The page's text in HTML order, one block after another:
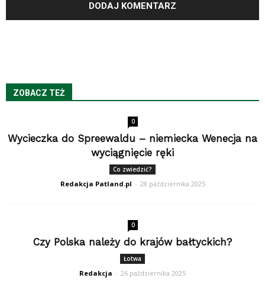
ZOBACZ TEŻ
0
Wycieczka do Spreewaldu – niemiecka Wenecja na
wyciągnięcie ręki
Co zwiedzić?
Redakcja Patland.pl - 28 października 2025
0
Czy Polska należy do krajów bałtyckich?
Łotwa
Redakcja - 26 października 2025